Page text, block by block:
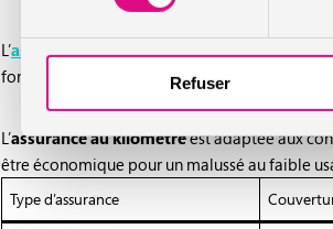
Refuser
L’assurance tous risquesest plus complète,
formule doit être justifié par la valeur du
L’assurance au kilomètreest adaptée aux
être économique pour un malussé au faible
Type d’assurance